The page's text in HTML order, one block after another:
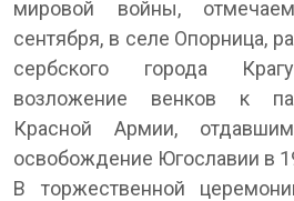
мировой войны,
сентября, в селе Опорница,
сербского города
возложение венков к
Красной Армии,
освобождение Югославии в
В торжественной